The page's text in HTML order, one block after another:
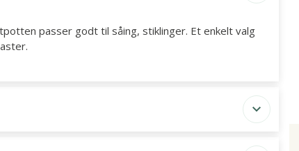
passer godt til såing, stiklinger. Et enkelt valg